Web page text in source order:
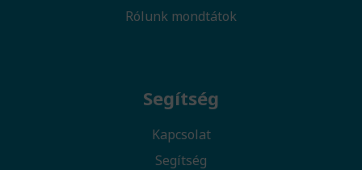
Rólunk mondtátok
Segítség
Kapcsolat
Segítség